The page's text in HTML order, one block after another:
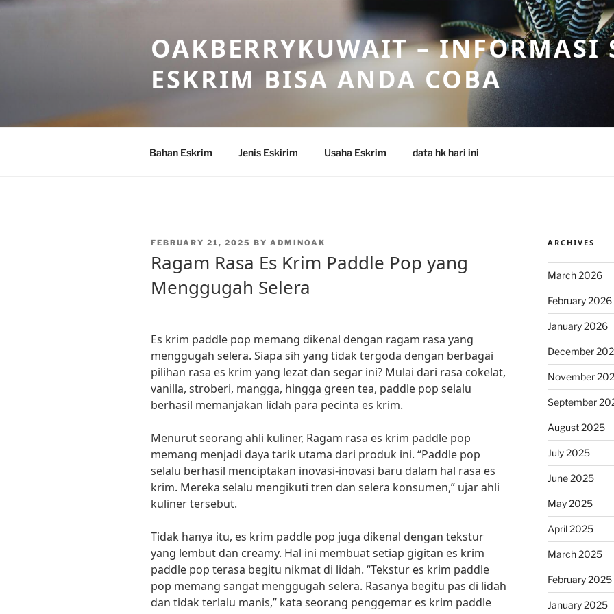
Skip
OAKBERRYKUWAIT – INFORMASI
ESKRIM BISA ANDA COBA
Bahan Eskrim Jenis Eskirim Usaha Eskrim data hk hari ini
POSTED
FEBRUARY 21, 2025 BY ADMINOAK
Ragam Rasa Es Krim Paddle Pop yang
Menggugah Selera
Es krim paddle pop memang dikenal dengan ragam rasa yang
menggugah selera. Siapa sih yang tidak tergoda dengan berbagai
pilihan rasa es krim yang lezat dan segar ini? Mulai dari rasa cokelat,
vanilla, stroberi, mangga, hingga green tea, paddle pop selalu
berhasil memanjakan lidah para pecinta es krim.
Menurut seorang ahli kuliner, Ragam rasa es krim paddle pop
memang menjadi daya tarik utama dari produk ini. “Paddle pop
selalu berhasil menciptakan inovasi-inovasi baru dalam hal rasa es
krim. Mereka selalu mengikuti tren dan selera konsumen,” ujar ahli
kuliner tersebut.
Tidak hanya itu, es krim paddle pop juga dikenal dengan tekstur
yang lembut dan creamy. Hal ini membuat setiap gigitan es krim
paddle pop terasa begitu nikmat di lidah. “Tekstur es krim paddle
pop memang sangat menggugah selera. Rasanya begitu pas di lidah
dan tidak terlalu manis,” kata seorang penggemar es krim paddle
ARCHIVES
March 2026
February 2026
January 2026
December
November
September
August 2025
July 2025
June 2025
May 2025
April 2025
March 2025
February 2025
January 2025